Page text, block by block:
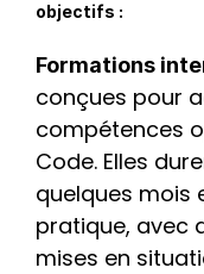
objectifs :
Formations
conçues pour
compétences
Code. Elles
quelques mois
pratique, avec
mises en